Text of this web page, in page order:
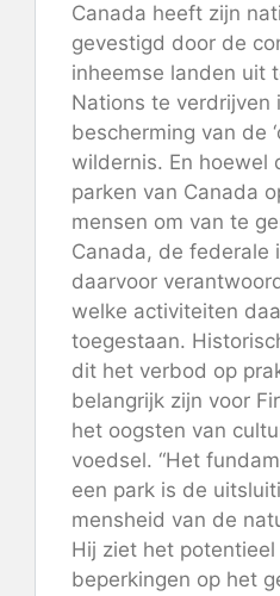
Canada heeft zijn
gevestigd door de
inheemse landen uit
Nations te verdrijven
bescherming van de
wildernis. En hoewel
parken van Canada
mensen om van te
Canada, de federale
daarvoor
welke activiteiten
toegestaan.
dit het verbod op
belangrijk zijn voor
het oogsten van
voedsel. “Het
een park is de
mensheid van de
Hij ziet het
beperkingen op het